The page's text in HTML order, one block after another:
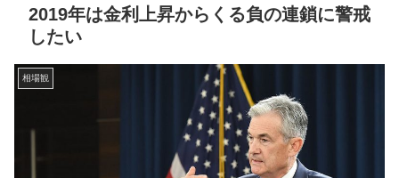
2019年は金利上昇からくる負の連鎖に警戒
したい
相場観